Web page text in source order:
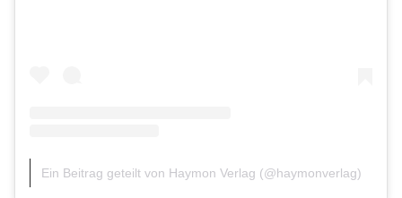
Ein Beitrag geteilt von Haymon Verlag (@haymonverlag)